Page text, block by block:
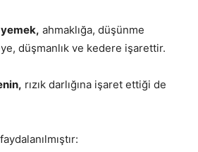
ahmaklığa, düşünme
düşmanlık ve kedere işarettir.
rızık darlığına işaret ettiği de